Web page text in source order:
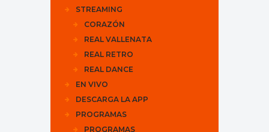
STREAMING
CORAZÓN
REAL VALLENATA
REAL RETRO
REAL DANCE
EN VIVO
DESCARGA LA APP
PROGRAMAS
PROGRAMAS